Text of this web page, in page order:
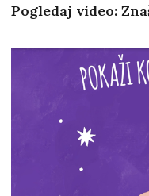
Pogledaj video: